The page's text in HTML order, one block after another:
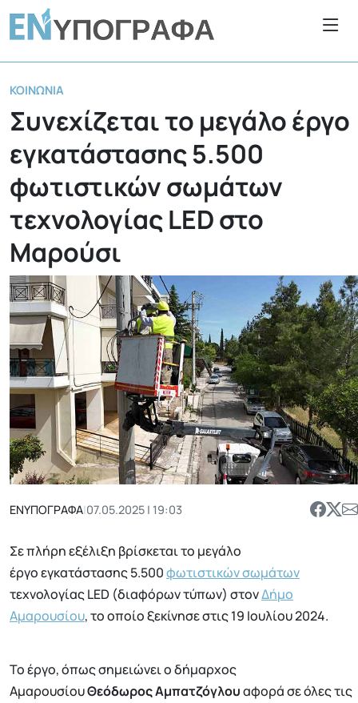
ΚΟΙΝΩΝΊΑ
Συνεχίζεται το μεγάλο έργο
εγκατάστασης 5.500
φωτιστικών σωμάτων
τεχνολογίας LED στο
Μαρούσι
ΕΝΥΠΟΓΡΑΦΑ|07.05.2025 | 19:03
Σε πλήρη εξέλιξη βρίσκεται το μεγάλο
έργο εγκατάστασης 5.500φωτιστικών σωμάτων
τεχνολογίας LED (διαφόρων τύπων) στονΔήμο
Αμαρουσίου, το οποίο ξεκίνησε στις 19 Ιουλίου 2024.
Το έργο, όπως σημειώνει ο δήμαρχος
ΑμαρουσίουΘεόδωρος Αμπατζόγλουαφορά σε όλες τις